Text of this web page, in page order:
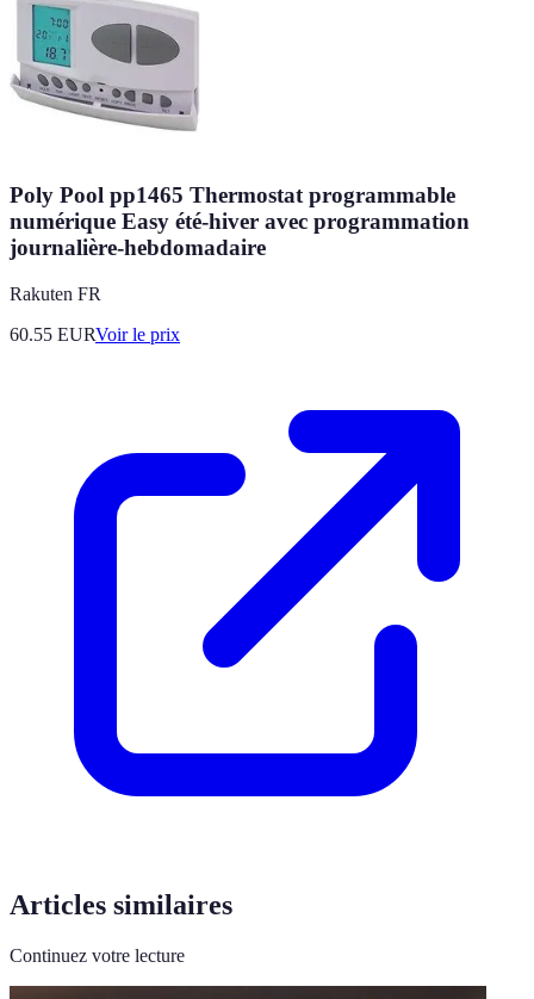
Poly Pool pp1465 Thermostat programmable
numérique Easy été-hiver avec programmation
journalière-hebdomadaire
Rakuten FR
60.55 EURVoir le prix
Articles similaires
Continuez votre lecture